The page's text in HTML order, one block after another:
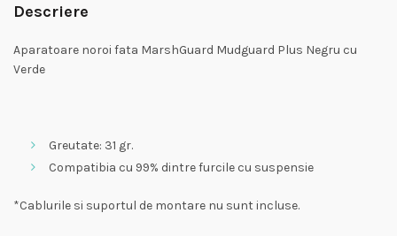
Descriere
Aparatoare noroi fata MarshGuard Mudguard Plus Negru cu
Verde
Greutate: 31 gr.
Compatibia cu 99% dintre furcile cu suspensie
*Cablurile si suportul de montare nu sunt incluse.